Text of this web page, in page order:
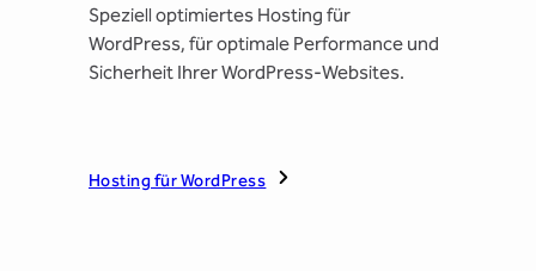
Speziell optimiertes Hosting für
WordPress, für optimale Performance und
Sicherheit Ihrer WordPress-Websites.
Hosting für WordPress